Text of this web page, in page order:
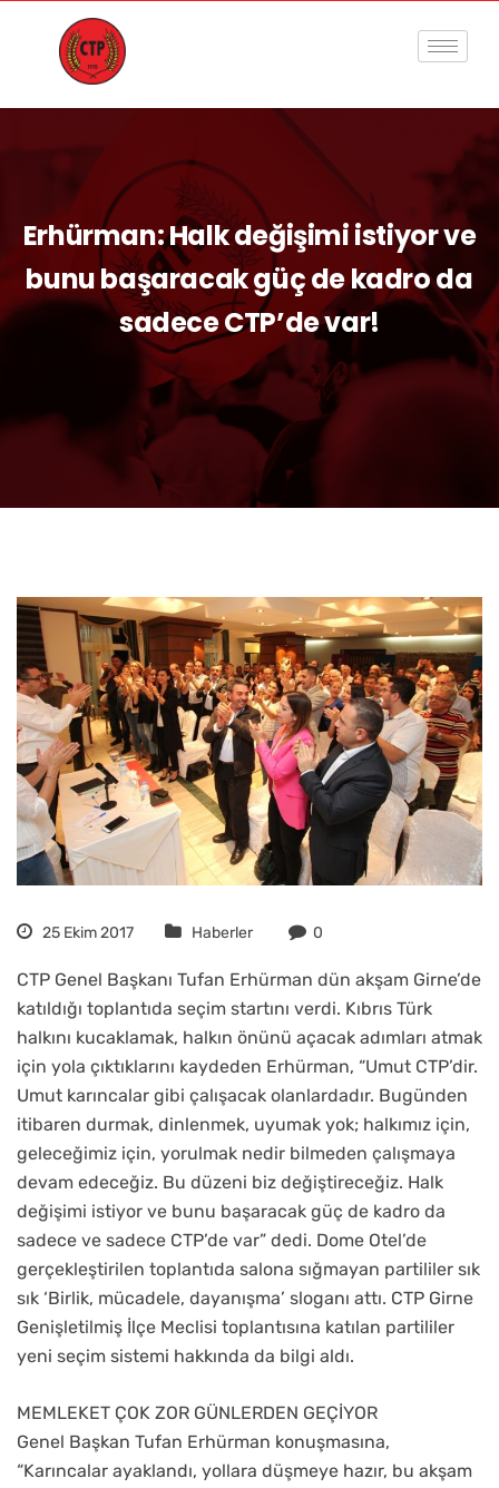
Erhürman: Halk değişimi istiyor ve
bunu başaracak güç de kadro da
sadece CTP’de var!
25 Ekim 2017 Haberler 0
CTP Genel Başkanı Tufan Erhürman dün akşam Girne’de
katıldığı toplantıda seçim startını verdi. Kıbrıs Türk
halkını kucaklamak, halkın önünü açacak adımları atmak
için yola çıktıklarını kaydeden Erhürman, “Umut CTP’dir.
Umut karıncalar gibi çalışacak olanlardadır. Bugünden
itibaren durmak, dinlenmek, uyumak yok; halkımız için,
geleceğimiz için, yorulmak nedir bilmeden çalışmaya
devam edeceğiz. Bu düzeni biz değiştireceğiz. Halk
değişimi istiyor ve bunu başaracak güç de kadro da
sadece ve sadece CTP’de var” dedi. Dome Otel’de
gerçekleştirilen toplantıda salona sığmayan partililer sık
sık ‘Birlik, mücadele, dayanışma’ sloganı attı. CTP Girne
Genişletilmiş İlçe Meclisi toplantısına katılan partililer
yeni seçim sistemi hakkında da bilgi aldı.
MEMLEKET ÇOK ZOR GÜNLERDEN GEÇİYOR
Genel Başkan Tufan Erhürman konuşmasına,
“Karıncalar ayaklandı, yollara düşmeye hazır, bu akşam